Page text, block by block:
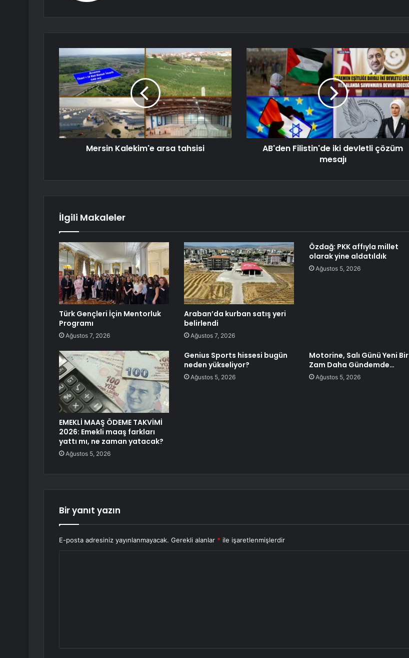
Mersin Kalekim'e arsa tahsisi
AB'den Filistin'de iki devletli çözüm
mesajı
İlgili Makaleler
Türk Gençleri İçin Mentorluk
Programı
Ağustos 7, 2026
Araban’da kurban satış yeri
belirlendi
Ağustos 7, 2026
Özdağ: PKK affıyla millet
olarak yine aldatıldık
Ağustos 5, 2026
EMEKLİ MAAŞ ÖDEME TAKVİMİ
2026: Emekli maaş farkları
yattı mı, ne zaman yatacak?
Ağustos 5, 2026
Genius Sports hissesi bugün
neden yükseliyor?
Ağustos 5, 2026
Motorine, Salı Günü Yeni Bir
Zam Daha Gündemde…
Ağustos 5, 2026
Bir yanıt yazın
E-posta adresiniz yayınlanmayacak. Gerekli alanlar * ile işaretlenmişlerdir